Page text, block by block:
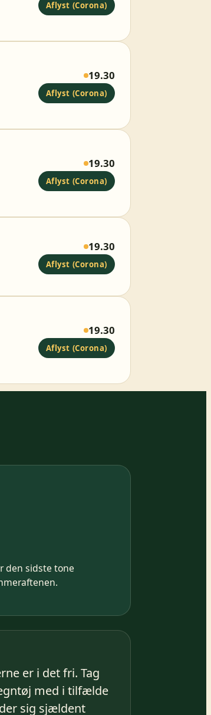
Aflyst (Corona)
19.30
Aflyst (Corona)
19.30
Aflyst (Corona)
19.30
Aflyst (Corona)
19.30
Aflyst (Corona)
den sidste tone
er i det fri. Tag
med i tilfælde
sig sjældent